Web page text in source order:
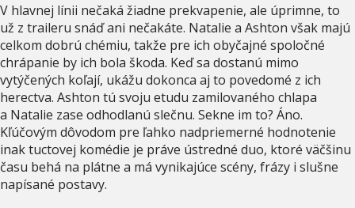
V hlavnej línii nečaká žiadne prekvapenie, ale úprimne, to
už z traileru snáď ani nečakáte. Natalie a Ashton však majú
celkom dobrú chémiu, takže pre ich obyčajné spoločné
chrápanie by ich bola škoda. Keď sa dostanú mimo
vytýčených koľají, ukážu dokonca aj to povedomé z ich
herectva. Ashton tú svoju etudu zamilovaného chlapa
a Natalie zase odhodlanú slečnu. Sekne im to? Áno.
Kľúčovým dôvodom pre ľahko nadpriemerné hodnotenie
inak tuctovej komédie je práve ústredné duo, ktoré väčšinu
času behá na plátne a má vynikajúce scény, frázy i slušne
napísané postavy.